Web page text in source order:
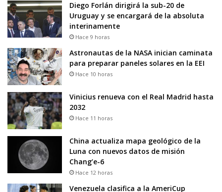
Diego Forlán dirigirá la sub-20 de
Uruguay y se encargará de la absoluta
interinamente
Hace 9 horas
Astronautas de la NASA inician caminata
para preparar paneles solares en la EEI
Hace 10 horas
Vinicius renueva con el Real Madrid hasta
2032
Hace 11 horas
China actualiza mapa geológico de la
Luna con nuevos datos de misión
Chang’e-6
Hace 12 horas
Venezuela clasifica a la AmeriCup